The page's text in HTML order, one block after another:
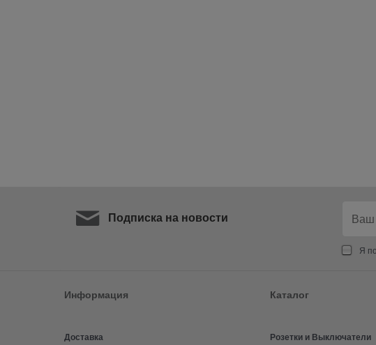
Подписка на новости
Я
Информация
Доставка
Каталог
Розетки и Выключатели